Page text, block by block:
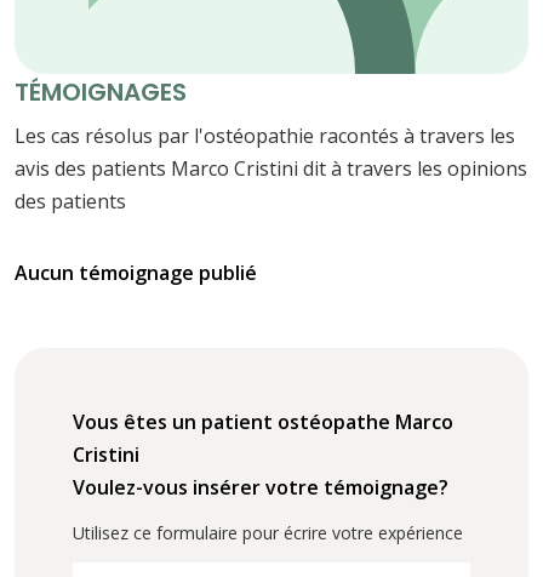
TÉMOIGNAGES
Les cas résolus par l'ostéopathie racontés à travers les
avis des patients Marco Cristini dit à travers les opinions
des patients
Aucun témoignage publié
Vous êtes un patient ostéopathe Marco
Cristini
Voulez-vous insérer votre témoignage?
Utilisez ce formulaire pour écrire votre expérience